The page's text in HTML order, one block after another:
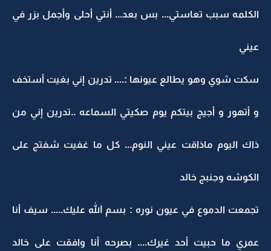
الكلمه سبب تعاستي... بس بعد... أنتي أحلى وأجمل بزر في
عيني
سكت شوي وهو يطالع عيونها :.... تدرين إني بغيت أستخف
و أتهور و أجيج بيتكم يوم صكيتي السماعه ..تدرين إني من
ذاك اليوم ماذاقت عيني النوم... كل ما غفيت شفتج على
الكوشه وجنبج خالد
تجمعت الدموع في عيون نوره : بسم الله عليك..... سيف أنا
عمري ما حبيت أحد غيرك.... بصرحه أنا وافقت على خالد